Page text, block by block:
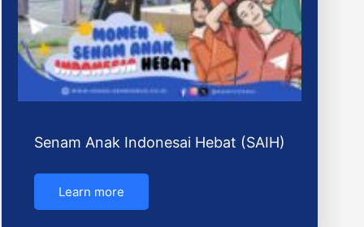
Senam Anak Indonesai Hebat (SAIH)
Learn more